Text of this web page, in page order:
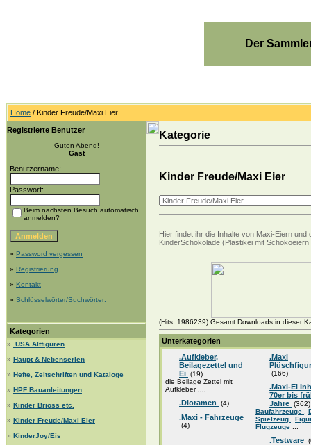
Der
Home / Kinder Freude/Maxi Eier
Registrierte Benutzer
Guten Abend!
Gast
Benutzername:
Passwort:
Beim nächsten Besuch automatisch
anmelden?
» Password vergessen
» Registrierung
» Kontakt
» Schlüsselwörter/Suchwörter:
Kategorien
»
.USA Altfiguren
» Haupt & Nebenserien
» Hefte, Zeitschriften und Kataloge
» HPF Bauanleitungen
» Kinder Brioss etc.
» Kinder Freude/Maxi Eier
» KinderJoy/Eis
Kategorie
Kinder Freude/Maxi Eier
Hier findet ihr die Inhalte von Maxi-Eiern
KinderSchokolade (Plastikei mit Schokoeiern
(Hits: 1986239) Gesamt Downloads in dieser
Unterkategorien
.Aufkleber,
Beilagezettel und
Ei (19)
die Beilage Zettel mit
Aufkleber ....
.Dioramen (4)
.Maxi - Fahrzeuge
(4)
.Maxi
(166)
.Maxi-Ei
70er bis
Jahre (362)
Baufahrzeuge
Spielzeug
Flugzeuge
.Testware